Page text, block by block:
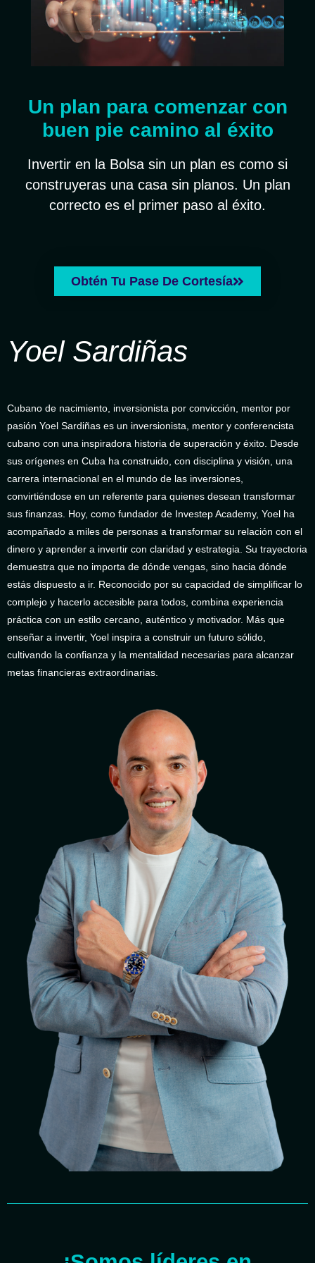
Un plan para comenzar con
buen pie camino al éxito
Invertir en la Bolsa sin un plan es como si
construyeras una casa sin planos. Un plan
correcto es el primer paso al éxito.
Obtén Tu Pase De Cortesía
Yoel Sardiñas
Cubano de nacimiento, inversionista por convicción, mentor por
pasión Yoel Sardiñas es un inversionista, mentor y conferencista
cubano con una inspiradora historia de superación y éxito. Desde
sus orígenes en Cuba ha construido, con disciplina y visión, una
carrera internacional en el mundo de las inversiones,
convirtiéndose en un referente para quienes desean transformar
sus finanzas. Hoy, como fundador de Investep Academy, Yoel ha
acompañado a miles de personas a transformar su relación con el
dinero y aprender a invertir con claridad y estrategia. Su trayectoria
demuestra que no importa de dónde vengas, sino hacia dónde
estás dispuesto a ir. Reconocido por su capacidad de simplificar lo
complejo y hacerlo accesible para todos, combina experiencia
práctica con un estilo cercano, auténtico y motivador. Más que
enseñar a invertir, Yoel inspira a construir un futuro sólido,
cultivando la confianza y la mentalidad necesarias para alcanzar
metas financieras extraordinarias.